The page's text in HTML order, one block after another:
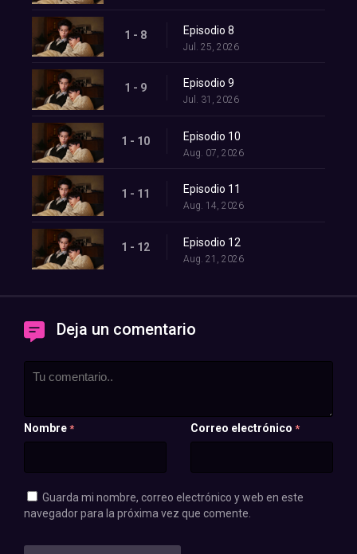
1 - 8 Episodio 8
Jul. 25, 2026
1 - 9 Episodio 9
Jul. 31, 2026
1 - 10 Episodio 10
Aug. 07, 2026
1 - 11 Episodio 11
Aug. 14, 2026
1 - 12 Episodio 12
Aug. 21, 2026
Deja un comentario
Nombre * Correo electrónico *
Guarda mi nombre, correo electrónico y web en este
navegador para la próxima vez que comente.